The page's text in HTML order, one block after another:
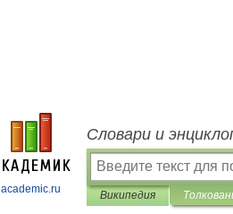
academic.ru
Словари и
Википедия